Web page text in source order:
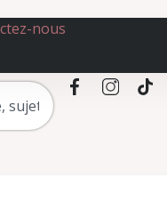
nous